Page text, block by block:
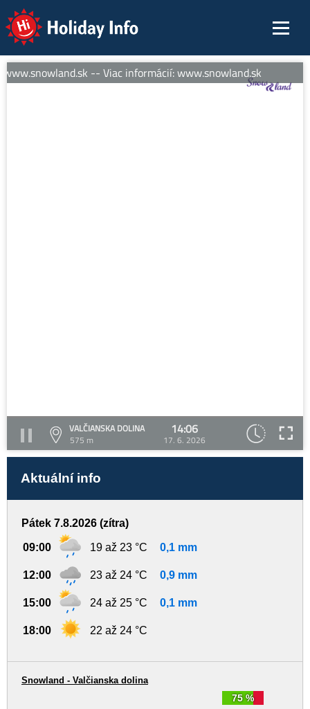
Holiday Info
-- Viac informácií: www.snowland.sk
VALČIANSKA DOLINA
575 m
14:06
17. 6. 2026
Aktuální info
Pátek 7.8.2026 (zítra)
09:00 19 až 23 °C 0,1 mm
12:00 23 až 24 °C 0,9 mm
15:00 24 až 25 °C 0,1 mm
18:00 22 až 24 °C
75 %
Snowland - Valčianska dolina